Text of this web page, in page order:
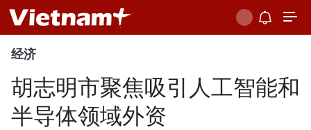
经济
胡志明市聚焦吸引人工智能和
半导体领域外资